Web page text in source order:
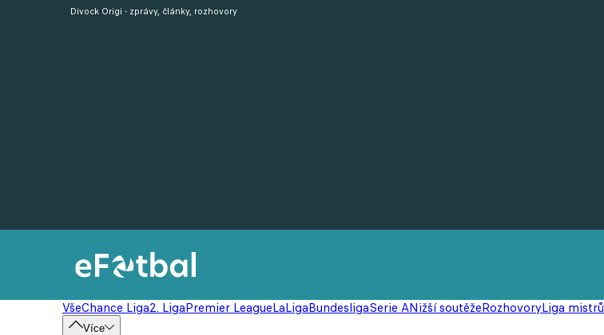
VšeChance Liga2. LigaPremier LeagueLaLigaBundesligaSerie ANižší soutěžeRozhovoryLiga mistrů
Více
Divock Origi - zprávy, články, rozhovory